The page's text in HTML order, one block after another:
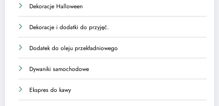
Dekoracje Halloween
Dekoracje i dodatki do przyjęć.
Dodatek do oleju przekładniowego
Dywaniki samochodowe
Ekspres do kawy